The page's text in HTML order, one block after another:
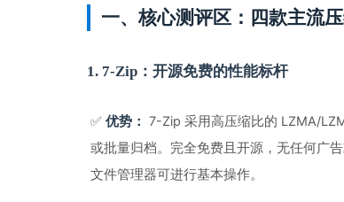
一、核心测评区：四款主流
1. 7-Zip：开源免费的性能标杆
✅ 优势：
7-Zip 采用高压缩比的 LZMA/
或批量归档。完全免费且开源，无任何广
文件管理器可进行基本操作。